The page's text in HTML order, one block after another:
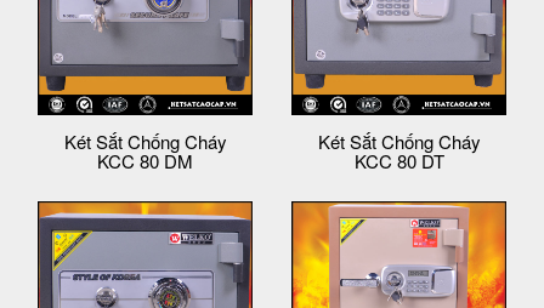
Két Sắt Chống Cháy
KCC 80 DM
Két Sắt Chống Cháy
KCC 80 DT